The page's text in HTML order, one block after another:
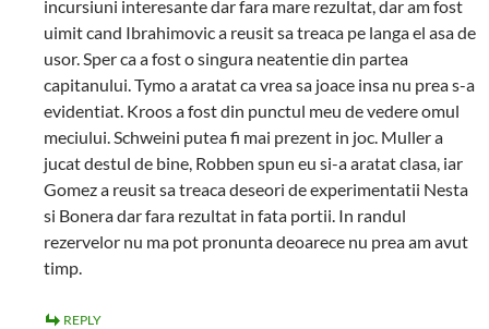
incursiuni interesante dar fara mare rezultat, dar am fost
uimit cand Ibrahimovic a reusit sa treaca pe langa el asa de
usor. Sper ca a fost o singura neatentie din partea
capitanului. Tymo a aratat ca vrea sa joace insa nu prea s-a
evidentiat. Kroos a fost din punctul meu de vedere omul
meciului. Schweini putea fi mai prezent in joc. Muller a
jucat destul de bine, Robben spun eu si-a aratat clasa, iar
Gomez a reusit sa treaca deseori de experimentatii Nesta
si Bonera dar fara rezultat in fata portii. In randul
rezervelor nu ma pot pronunta deoarece nu prea am avut
timp.
REPLY